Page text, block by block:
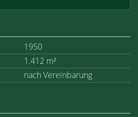
1950
1.412 m²
nach Vereinbarung